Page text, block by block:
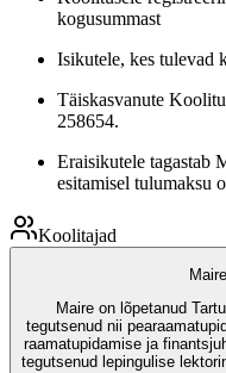
kogusummast
Isikutele, kes tulevad
Täiskasvanute
258654.
Eraisikutele tagastab
esitamisel tulumaksu
Koolitajad
Maire on lõpetanud
tegutsenud nii
raamatupidamise ja
tegutsenud lepingulise